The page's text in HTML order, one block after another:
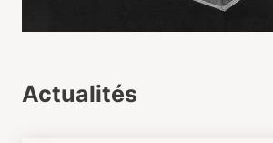
Actualités